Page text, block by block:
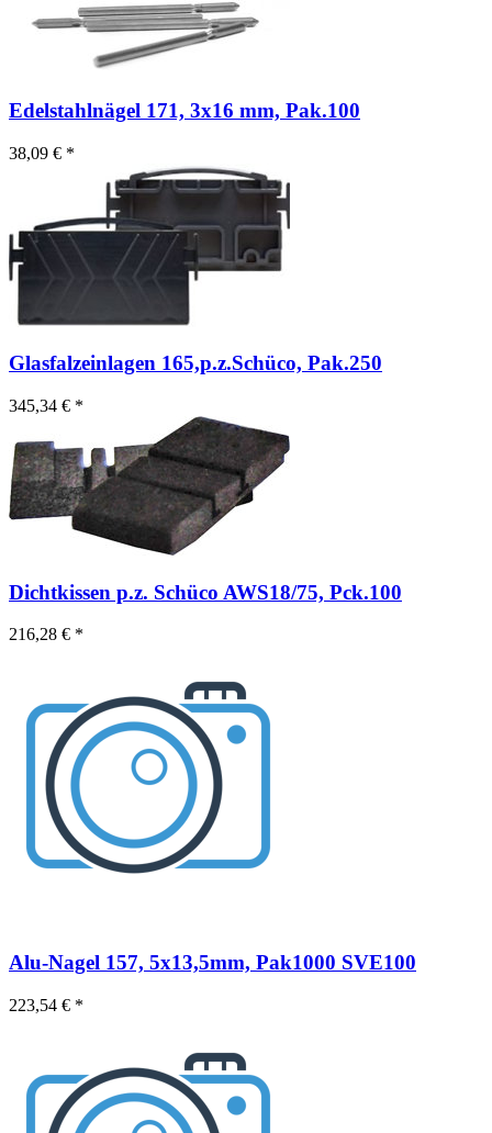
Edelstahlnägel 171, 3x16 mm, Pak.100
38,09 € *
Glasfalzeinlagen 165,p.z.Schüco, Pak.250
345,34 € *
Dichtkissen p.z. Schüco AWS18/75, Pck.100
216,28 € *
Alu-Nagel 157, 5x13,5mm, Pak1000 SVE100
223,54 € *